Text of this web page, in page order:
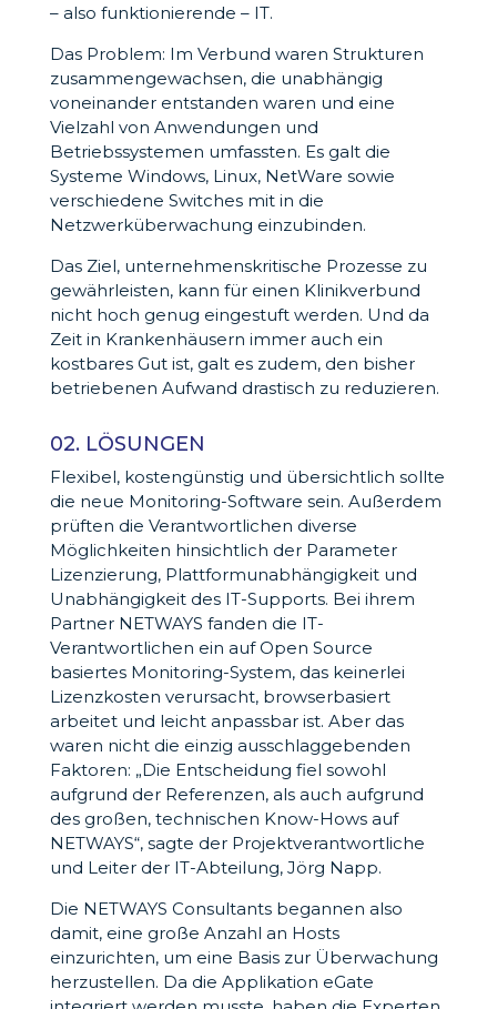
– also funktionierende – IT.
Das Problem: Im Verbund waren Strukturen
zusammengewachsen, die unabhängig
voneinander entstanden waren und eine
Vielzahl von Anwendungen und
Betriebssystemen umfassten. Es galt die
Systeme Windows, Linux, NetWare sowie
verschiedene Switches mit in die
Netzwerküberwachung einzubinden.
Das Ziel, unternehmenskritische Prozesse zu
gewährleisten, kann für einen Klinikverbund
nicht hoch genug eingestuft werden. Und da
Zeit in Krankenhäusern immer auch ein
kostbares Gut ist, galt es zudem, den bisher
betriebenen Aufwand drastisch zu reduzieren.
02. LÖSUNGEN
Flexibel, kostengünstig und übersichtlich sollte
die neue Monitoring-Software sein. Außerdem
prüften die Verantwortlichen diverse
Möglichkeiten hinsichtlich der Parameter
Lizenzierung, Plattformunabhängigkeit und
Unabhängigkeit des IT-Supports. Bei ihrem
Partner NETWAYS fanden die IT-
Verantwortlichen ein auf Open Source
basiertes Monitoring-System, das keinerlei
Lizenzkosten verursacht, browserbasiert
arbeitet und leicht anpassbar ist. Aber das
waren nicht die einzig ausschlaggebenden
Faktoren: „Die Entscheidung fiel sowohl
aufgrund der Referenzen, als auch aufgrund
des großen, technischen Know-Hows auf
NETWAYS“, sagte der Projektverantwortliche
und Leiter der IT-Abteilung, Jörg Napp.
Die NETWAYS Consultants begannen also
damit, eine große Anzahl an Hosts
einzurichten, um eine Basis zur Überwachung
herzustellen. Da die Applikation eGate